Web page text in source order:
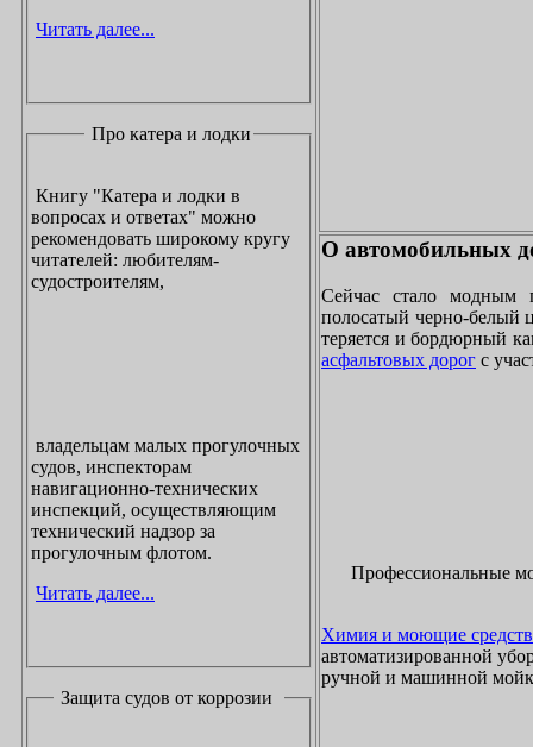
Читать далее...
Про катера и лодки
Книгу "Катера и лодки в
вопросах и ответах" можно
рекомендовать широкому кругу
читателей: любителям-
судостроителям,
владельцам малых прогулочных
судов, инспекторам
навигационно-технических
инспекций, осуществляющим
технический надзор за
прогулочным флотом.
Читать далее...
Защита судов от коррозии
О автомобильных
Сейчас стало модным
полосатый черно-белый
теряется и бордюрный
асфальтовых дорог с
Профессиональные
Химия и моющие
автоматизированной
ручной и машинной